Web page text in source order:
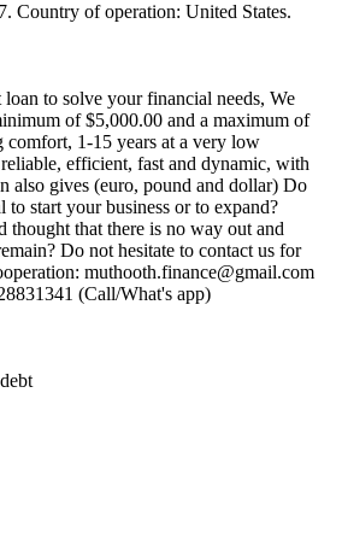
Country of operation: United States.
to solve your financial needs, We
of $5,000.00 and a maximum of
comfort, 1-15 years at a very low
efficient, fast and dynamic, with
also gives (euro, pound and dollar) Do
to start your business or to expand?
thought that there is no way out and
Do not hesitate to contact us for
muthooth.­finance@­gmail.­com
(Call/What's app)